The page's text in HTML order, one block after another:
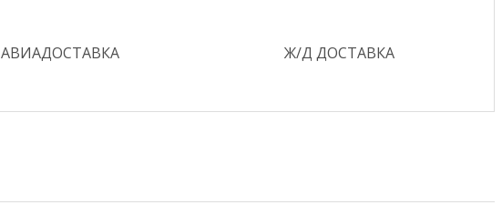
АВИАДОСТАВКА Ж/Д ДОСТАВКА